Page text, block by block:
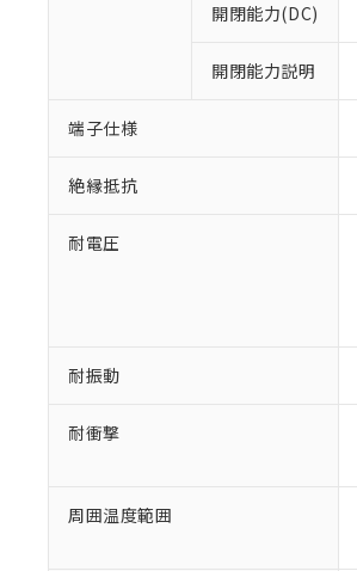
開閉能力(DC)
開閉能力説明
端子仕様
絶縁抵抗
耐電圧
耐振動
耐衝撃
周囲温度範囲